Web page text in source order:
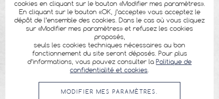
cookies en cliquant sur le bouton «Modifier mes paramètres».
En cliquant sur le bouton «OK, j’accepte» vous acceptez le
dépôt de l’ensemble des cookies. Dans le cas où vous cliquez
sur «Modifier mes paramètres» et refusez les cookies
proposés,
seuls les cookies techniques nécessaires au bon
fonctionnement du site seront déposés. Pour plus
d’informations, vous pouvez consulter la Politique de
confidentialité et cookies.
MODIFIER MES PARAMÈTRES.